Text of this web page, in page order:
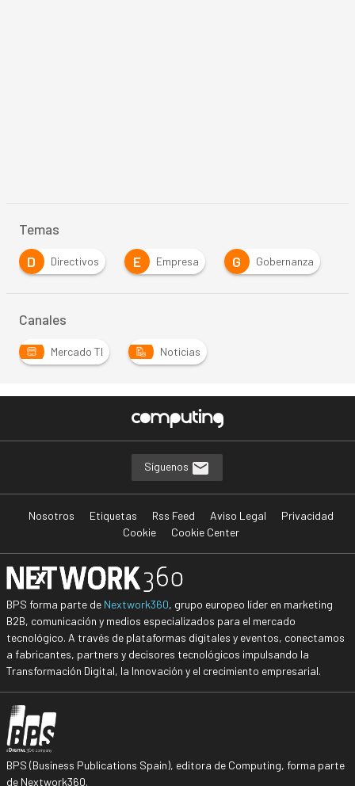
Temas
D
Directivos E Empresa G Gobernanza
Canales
Mercado TI Noticias
Síguenos
Nosotros Etiquetas Rss Feed Aviso Legal
Privacidad
Cookie
Cookie Center
BPS forma parte de Nextwork360, grupo europeo líder en marketing
B2B, comunicación y medios especializados para el mercado
tecnológico. A través de plataformas digitales y eventos, conectamos
a fabricantes, partners y decisores tecnológicos impulsando la
Transformación Digital, la Innovación y el crecimiento empresarial.
BPS (Business Publications Spain), editora de Computing, forma parte
de Nextwork360.